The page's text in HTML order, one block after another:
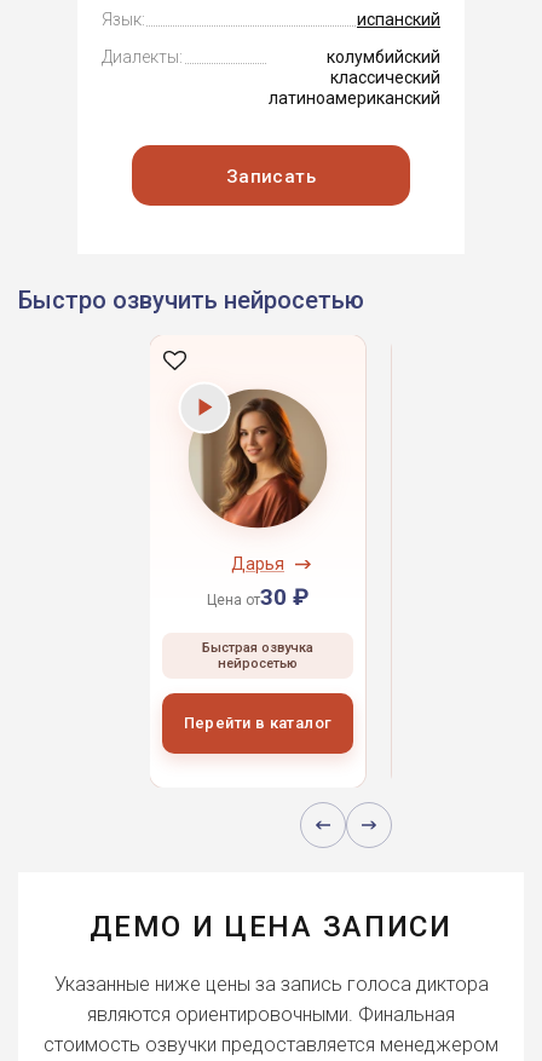
Язык:
испанский
Диалекты:
колумбийский
классический
латиноамериканский
Записать
Быстро озвучить нейросетью
Дарья
Цена от30 ₽
Быстрая озвучка
нейросетью
Перейти в каталог
ДЕМО И ЦЕНА ЗАПИСИ
Указанные ниже цены за запись голоса диктора
являются ориентировочными. Финальная
стоимость озвучки предоставляется менеджером